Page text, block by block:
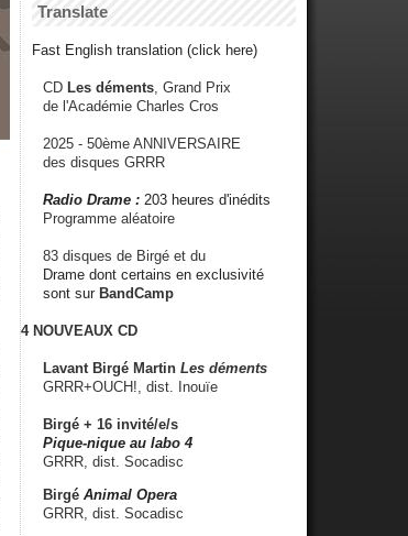
Translate
Fast English translation (click here)
CD Les déments , Grand Prix
de l'Académie Charles Cros
2025 - 50ème ANNIVERSAIRE
des disques GRRR
Radio Drame : 203 heures d'inédits
Programme aléatoire
83 disques de Birgé et du
Drame dont certains en exclusivité
sont sur BandCamp
4 NOUVEAUX CD
Lavant Birgé Martin Les déments
GRRR+OUCH!, dist. Inouïe
Birgé + 16 invité/e/s
Pique-nique au labo 4
GRRR, dist. Socadisc
Birgé Animal Opera
GRRR, dist. Socadisc